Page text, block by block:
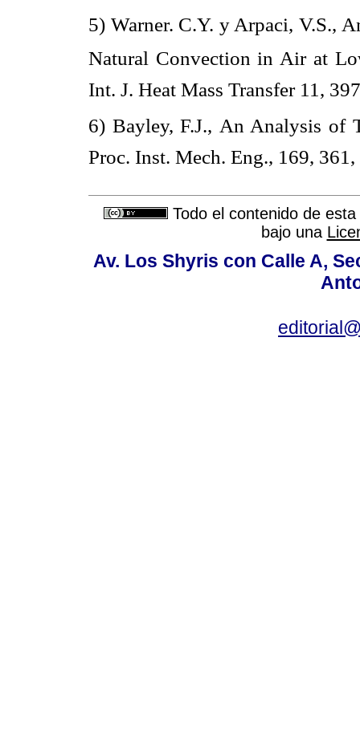
5) Warner. C.Y. y Arpaci, V.S.,
Natural Convection in Air at
Int. J. Heat Mass Transfer 11,
6) Bayley, F.J., An Analysis of
Proc. Inst. Mech. Eng., 169,
Todo el contenido de
bajo una
Av. Los Shyris con Calle A,